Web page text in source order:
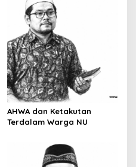
AHWA dan Ketakutan
Terdalam Warga NU